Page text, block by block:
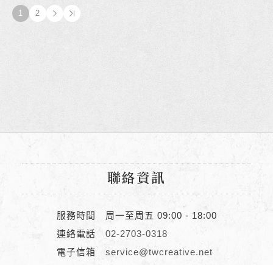
1 2
聯絡資訊
服務時間
周一至周五 09:00 - 18:00
連絡電話
02-2703-0318
電子信箱
service@twcreative.net